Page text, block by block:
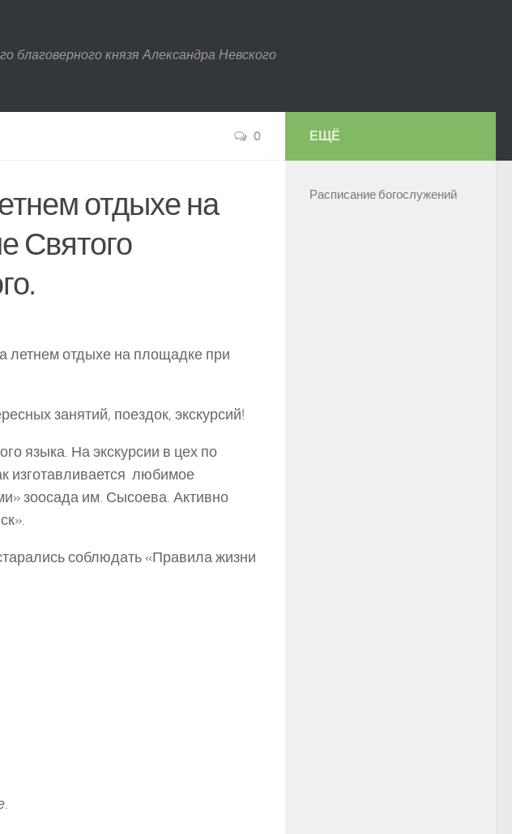
благоверного князя Александра Невского
0
отдыхе на
Святого
летнем отдыхе на площадке при
занятий, поездок, экскурсий!
языка. На экскурсии в цех по
изготавливается любимое
зоосада им. Сысоева. Активно
соблюдать «Правила жизни
ЕЩЁ
Расписание богослужений